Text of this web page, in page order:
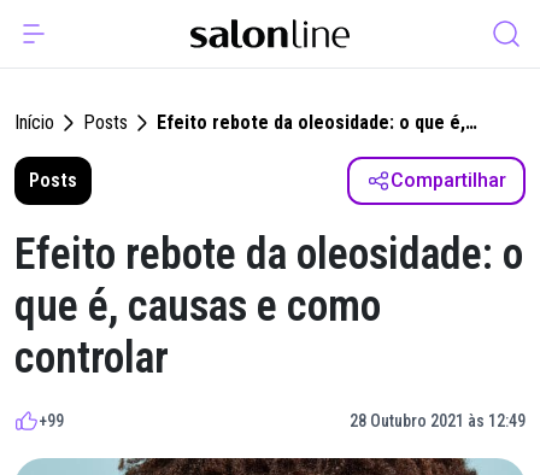
Início Posts
Efeito rebote da oleosidade: o que é,
causas e como controlar
Posts
Compartilhar
Efeito rebote da oleosidade: o
que é, causas e como
controlar
+99 28 Outubro 2021 às 12:49